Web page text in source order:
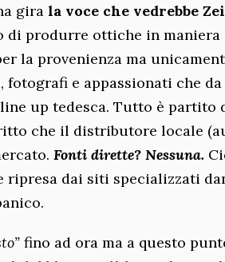
gira la voce che vedrebbe
di produrre ottiche in maniera
la provenienza ma
e appassionati che
up tedesca. Tutto è partito
che il distributore locale
Fonti dirette? Nessuna.
ripresa dai siti specializzati
fino ad ora ma a questo